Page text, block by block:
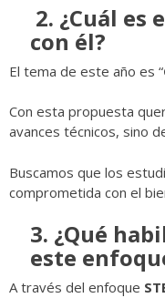
2. ¿Cuál
con él?
El tema de este año es “
Con esta propuesta
avances técnicos, sino
Buscamos que los
comprometida con el
3. ¿Qué
este
A través del enfoque